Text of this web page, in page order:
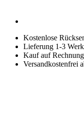
Kostenlose
Lieferung 1-3
Kauf auf Rechnung
Versandkostenfrei